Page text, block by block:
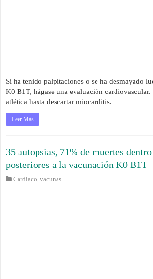
Si ha tenido palpitaciones o se ha desmayado
K0 B1T, hágase una evaluación
atlética hasta descartar miocarditis.
Leer Más
35 autopsias, 71% de muertes
posteriores a la vacunación K0 B1T
Cardiaco ,vacunas